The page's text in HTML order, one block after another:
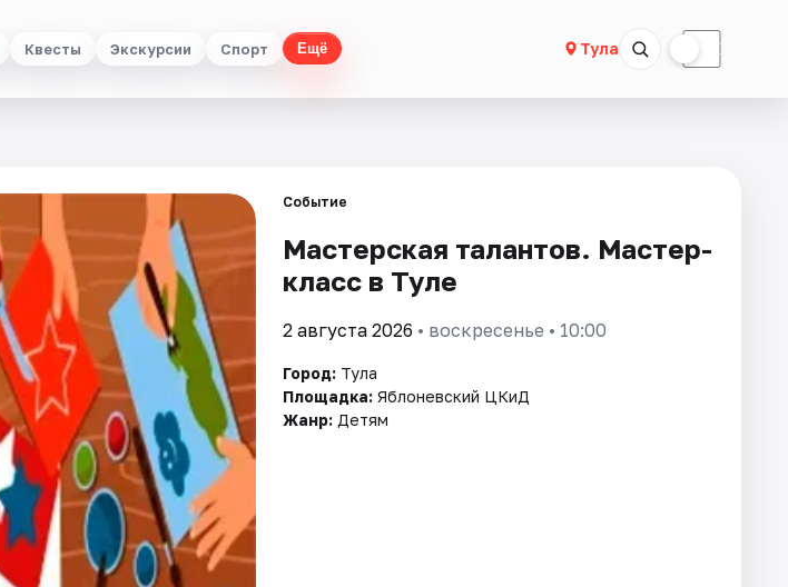
Квесты Экскурсии Спорт Ещё Тула ☾
Событие
Мастерская талантов. Мастер-
класс в Туле
2 августа 2026 • воскресенье • 10:00
Город: Тула
Площадка: Яблоневский ЦКиД
Жанр: Детям